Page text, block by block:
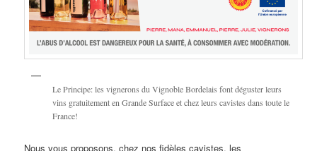
Le Principe: les vignerons du Vignoble Bordelais font déguster leurs
vins gratuitement en Grande Surface et chez leurs cavistes dans toute le
France!
Nous vous proposons, chez nos fidèles cavistes, les